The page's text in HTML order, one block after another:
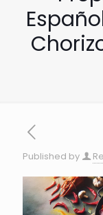
Published by